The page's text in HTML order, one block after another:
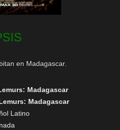
en Madagascar.
Madagascar
Madagascar
Latino